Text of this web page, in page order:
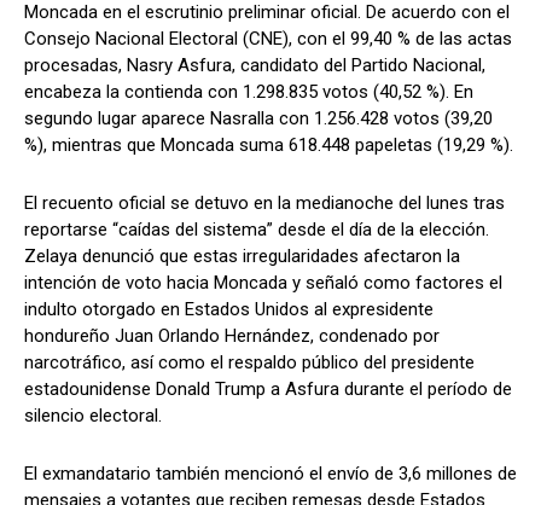
Moncada en el escrutinio preliminar oficial. De acuerdo con el
Consejo Nacional Electoral (CNE), con el 99,40 % de las actas
procesadas, Nasry Asfura, candidato del Partido Nacional,
encabeza la contienda con 1.298.835 votos (40,52 %). En
segundo lugar aparece Nasralla con 1.256.428 votos (39,20
%), mientras que Moncada suma 618.448 papeletas (19,29 %).
El recuento oficial se detuvo en la medianoche del lunes tras
reportarse “caídas del sistema” desde el día de la elección.
Zelaya denunció que estas irregularidades afectaron la
intención de voto hacia Moncada y señaló como factores el
indulto otorgado en Estados Unidos al expresidente
hondureño Juan Orlando Hernández, condenado por
narcotráfico, así como el respaldo público del presidente
estadounidense Donald Trump a Asfura durante el período de
silencio electoral.
El exmandatario también mencionó el envío de 3,6 millones de